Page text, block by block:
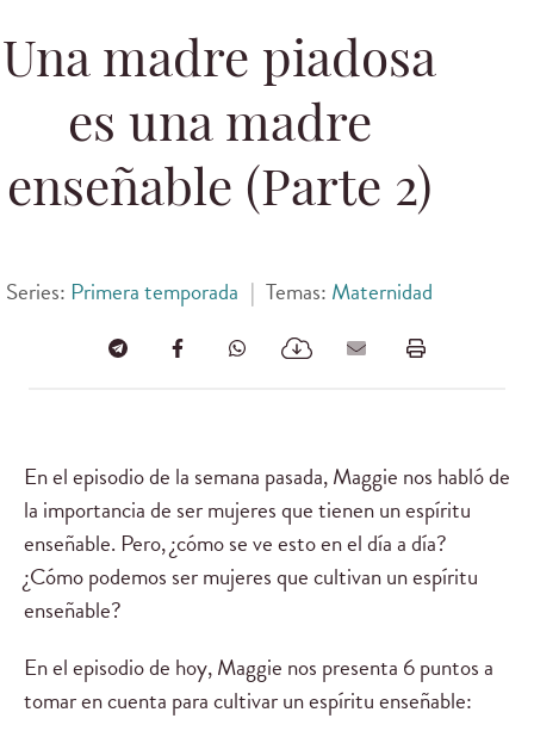
Una madre piadosa
es una madre
enseñable (Parte 2)
Series: Primera temporada | Temas: Maternidad
En el episodio de la semana pasada, Maggie nos habló de
la importancia de ser mujeres que tienen un espíritu
enseñable. Pero, ¿cómo se ve esto en el día a día?
¿Cómo podemos ser mujeres que cultivan un espíritu
enseñable?
En el episodio de hoy, Maggie nos presenta 6 puntos a
tomar en cuenta para cultivar un espíritu enseñable: